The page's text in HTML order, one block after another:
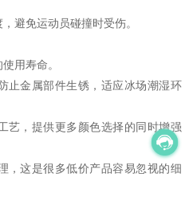
避免运动员碰撞时受伤。
用寿命。
止金属部件生锈，适应冰场潮湿环
艺，提供更多颜色选择的同时增强
，这是很多低价产品容易忽视的细